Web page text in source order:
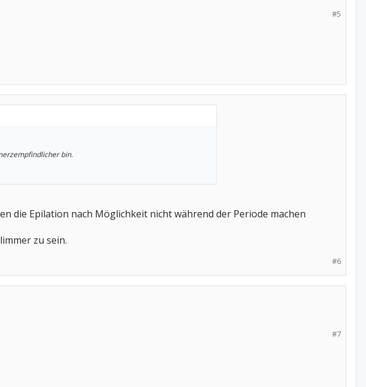
#5
bin.
die Epilation nach Möglichkeit nicht während der Periode machen
zu sein.
#6
#7